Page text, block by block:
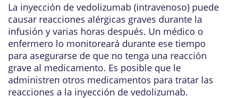
La inyección de vedolizumab (intravenoso) puede
causar reacciones alérgicas graves durante la
infusión y varias horas después. Un médico o
enfermero lo monitoreará durante ese tiempo
para asegurarse de que no tenga una reacción
grave al medicamento. Es posible que le
administren otros medicamentos para tratar las
reacciones a la inyección de vedolizumab.